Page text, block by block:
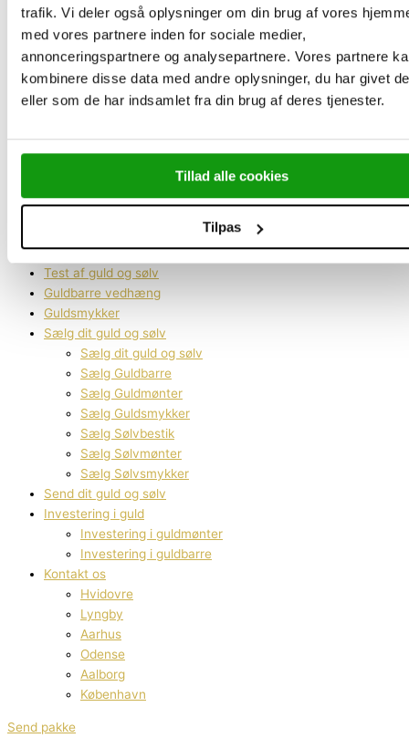
trafik. Vi deler også oplysninger om din brug af vores
med vores partnere inden for sociale medier,
annonceringspartnere og analysepartnere. Vores partnere
kombinere disse data med andre oplysninger, du har givet
eller som de har indsamlet fra din brug af deres tjenester.
Tillad alle cookies
Tilpas
Guldpriser
Sølvpriser
Køb guld og sølv
Investeringsguld
Guldbarre
Investeringssølv
Diamanter
Test af guld og sølv
Guldbarre vedhæng
Guldsmykker
Sælg dit guld og sølv
Sælg dit guld og sølv
Sælg Guldbarre
Sælg Guldmønter
Sælg Guldsmykker
Sælg Sølvbestik
Sælg Sølvmønter
Sælg Sølvsmykker
Send dit guld og sølv
Investering i guld
Investering i guldmønter
Investering i guldbarre
Kontakt os
Hvidovre
Lyngby
Aarhus
Odense
Aalborg
København
Send pakke